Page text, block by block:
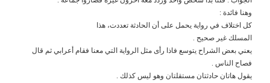
وهنا فائدة :
كل اختلاف في رواية يحمل على أن الحادثة تعددت، هذا
المسلك غير صحيح .
يعني بعض الشراح يتوسع فاذا رأى مثل الرواية التي معنا فقام أعرابي ثم قال
فصاح الناس .
يقول هاتان حادثتان مستقلتان وهو ليس كذلك .